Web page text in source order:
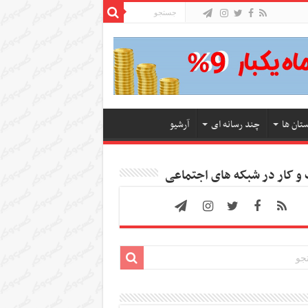
ها چند رسانه ای آرشیو
کار در شبکه های اجتماعی